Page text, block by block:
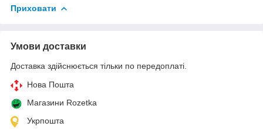
Приховати
Умови доставки
Доставка здійснюється тільки по передоплаті.
Нова Пошта
Магазини Rozetka
Укрпошта